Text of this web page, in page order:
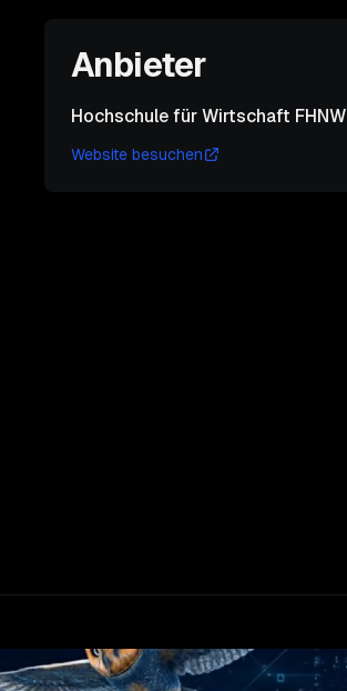
Anbieter
Hochschule für Wirtschaft FHNW
Website besuchen